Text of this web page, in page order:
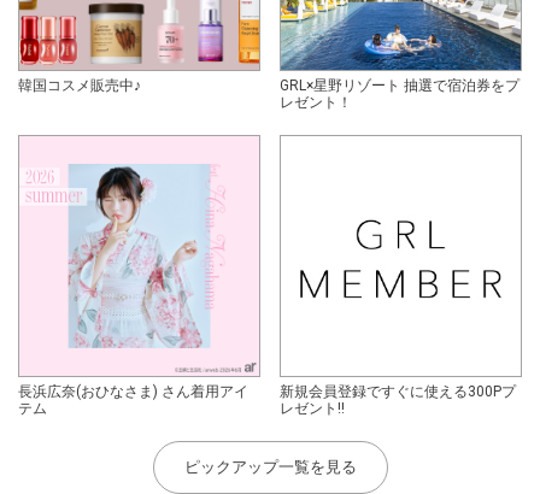
韓国コスメ販売中♪
GRL×星野リゾート 抽選で宿泊券をプ
レゼント！
長浜広奈(おひなさま) さん着用アイ
テム
新規会員登録ですぐに使える300Pプ
レゼント!!
ピックアップ一覧を見る